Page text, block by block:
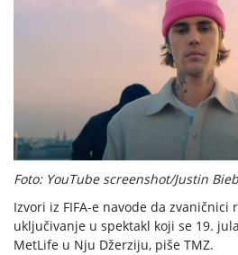
Foto: YouTube screenshot/Justin
Izvori iz FIFA-e navode da zvaničnici
uključivanje u spektakl koji se 19.
MetLife u Nju Džerziju, piše TMZ.